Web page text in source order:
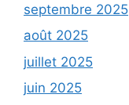
septembre 2025
août 2025
juillet 2025
juin 2025